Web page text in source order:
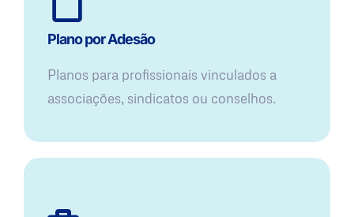
Plano por Adesão
Planos para profissionais vinculados a
associações, sindicatos ou conselhos.